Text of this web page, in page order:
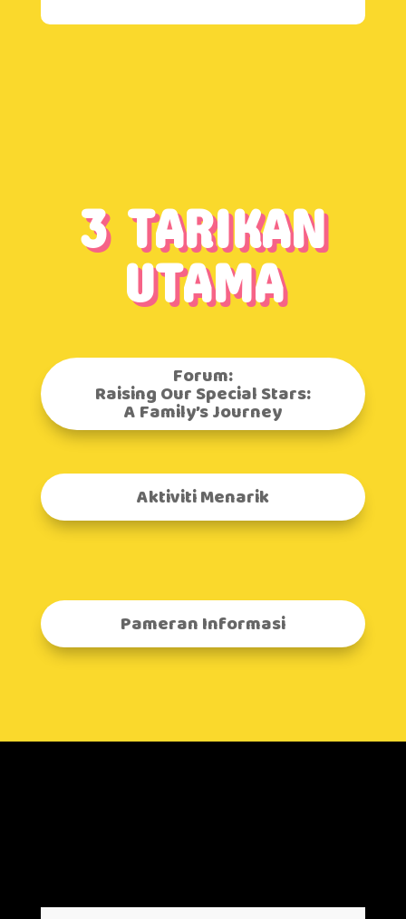
3 TARIKAN
UTAMA
Forum:
Raising Our Special Stars:
A Family’s Journey
Aktiviti Menarik
Pameran Informasi